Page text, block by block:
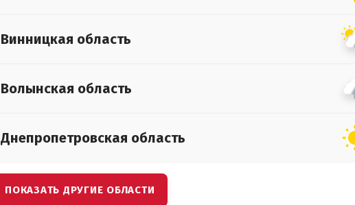
Винницкая область
Волынская область
Днепропетровская область
ПОКАЗАТЬ ДРУГИЕ ОБЛАСТИ